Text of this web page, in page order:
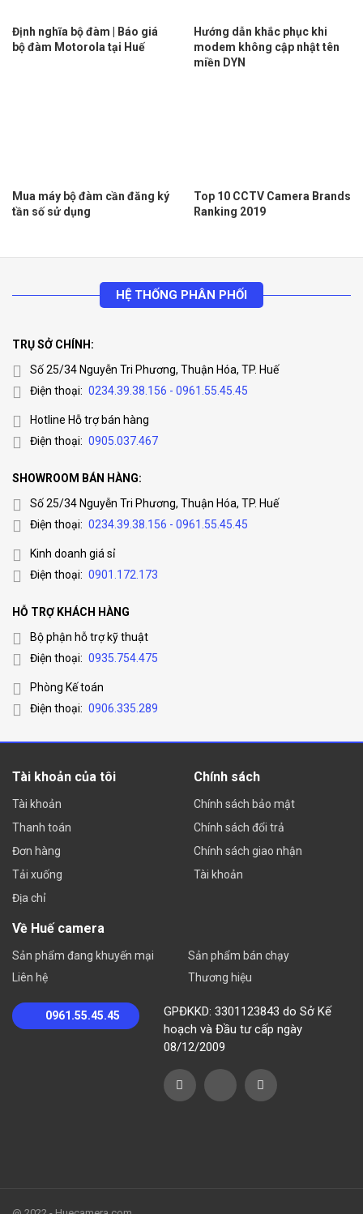
Định nghĩa bộ đàm | Báo giá
bộ đàm Motorola tại Huế
Hướng dẫn khắc phục khi
modem không cập nhật tên
miền DYN
Mua máy bộ đàm cần đăng ký
tần số sử dụng
Top 10 CCTV Camera Brands
Ranking 2019
HỆ THỐNG PHÂN PHỐI
TRỤ SỞ CHÍNH:
Số 25/34 Nguyễn Tri Phương, Thuận Hóa, TP. Huế
Điện thoại: 0234.39.38.156 - 0961.55.45.45
Hotline Hỗ trợ bán hàng
Điện thoại: 0905.037.467
SHOWROOM BÁN HÀNG:
Số 25/34 Nguyễn Tri Phương, Thuận Hóa, TP. Huế
Điện thoại: 0234.39.38.156 - 0961.55.45.45
Kinh doanh giá sỉ
Điện thoại: 0901.172.173
HỖ TRỢ KHÁCH HÀNG
Bộ phận hỗ trợ kỹ thuật
Điện thoại: 0935.754.475
Phòng Kế toán
Điện thoại: 0906.335.289
Tài khoản của tôi
Tài khoản
Thanh toán
Đơn hàng
Tải xuống
Địa chỉ
Chính sách
Chính sách bảo mật
Chính sách đổi trả
Chính sách giao nhận
Tài khoản
Về Huế camera
Sản phẩm đang khuyến mại
Liên hệ
Sản phẩm bán chạy
Thương hiệu
0961.55.45.45
GPĐKKD: 3301123843 do Sở Kế
hoạch và Đầu tư cấp ngày
08/12/2009